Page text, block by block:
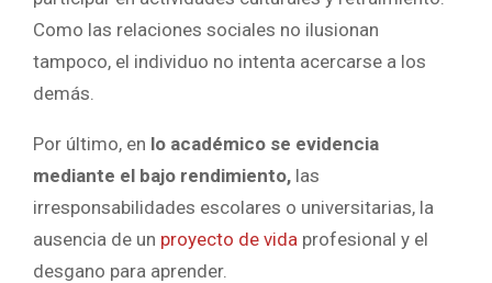
Como las relaciones sociales no ilusionan
tampoco, el individuo no intenta acercarse a los
demás.
Por último, en lo académico se evidencia
mediante el bajo rendimiento, las
irresponsabilidades escolares o universitarias, la
ausencia de un proyecto de vida profesional y el
desgano para aprender.